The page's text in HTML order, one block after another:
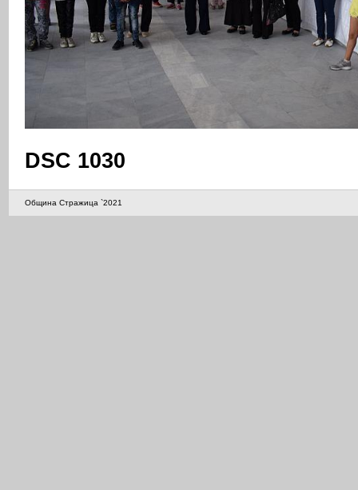
DSC 1030
Община Стражица `2021